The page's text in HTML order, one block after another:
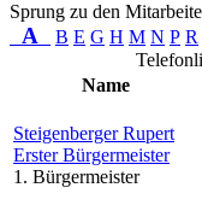
Sprung zu den
A B E G H M N P R
Name
Steigenberger Rupert
Erster Bürgermeister
1. Bürgermeister